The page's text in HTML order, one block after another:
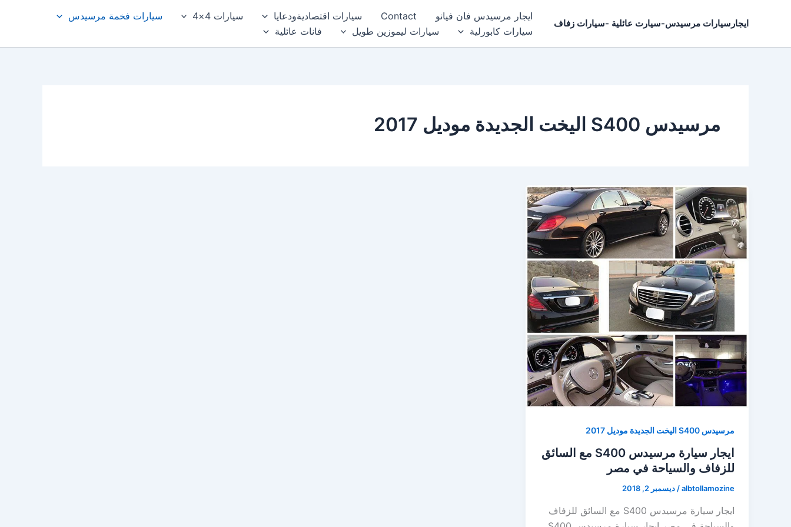
ايجارسيارات مرسيدس-سيارت عائلية -سيارات زفاف
ايجار مرسيدس فان فيانو Contact سيارات اقتصاديةودعايا سيارات 4×4
سيارات فخمة مرسيدس
سيارات كابورلية
سيارات ليموزين طويل فانات عائلية
مرسيدس S400 اليخت الجديدة موديل 2017
مرسيدس S400 اليخت الجديدة موديل 2017
ايجار سيارة مرسيدس S400 مع السائق
للزفاف والسياحة في مصر
albtollamozine
/ديسمبر 2, 2018
ايجار سيارة مرسيدس S400 مع السائق للزفاف